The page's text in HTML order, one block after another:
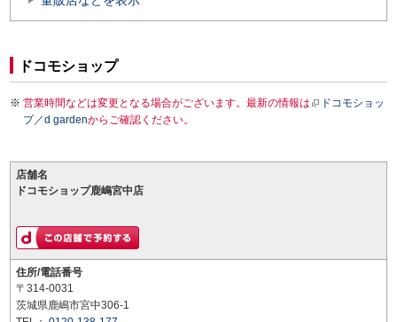
ドコモショップ
営業時間などは変更となる場合がございます。最新の情報は
ドコモショッ
プ／d gardenからご確認ください。
店舗名
ドコモショップ鹿嶋宮中店
住所/電話番号
〒314-0031
茨城県鹿嶋市宮中306-1